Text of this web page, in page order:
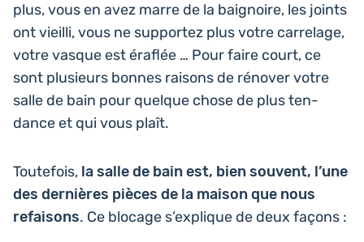
plus, vous en avez marre de la bai­gnoire, les joints
ont vieilli, vous ne sup­por­tez plus votre car­re­lage,
votre vasque est éraflée … Pour faire court, ce
sont plu­sieurs bonnes raisons de rénover votre
salle de bain pour quelque chose de plus ten­
dance et qui vous plaît.
Tou­te­fois, la salle de bain est, bien souvent, l’une
des der­nières pièces de la maison que nous
refai­sons. Ce blocage s’ex­plique de deux façons :